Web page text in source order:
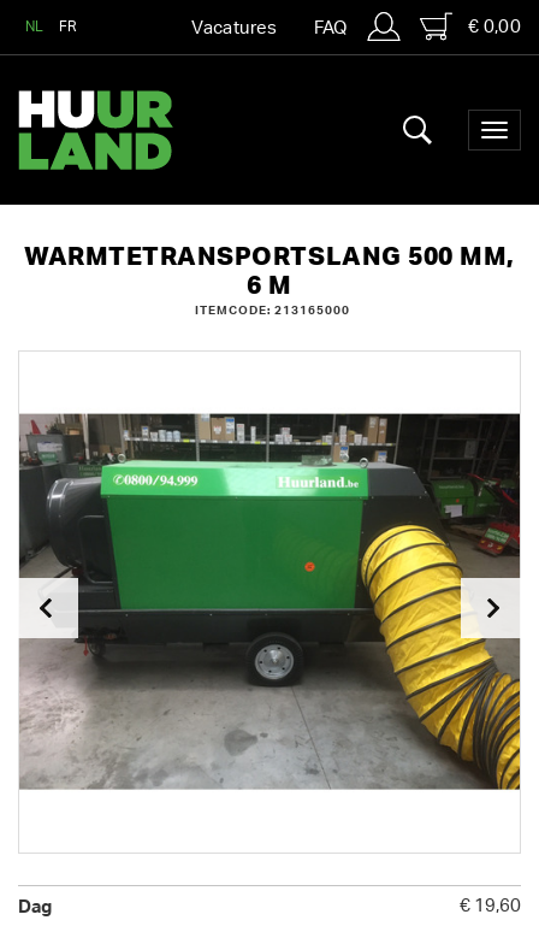
NL FR Vacatures FAQ € 0,00
WARMTETRANSPORTSLANG 500 MM,
6 M
ITEMCODE: 213165000
€ 19,60